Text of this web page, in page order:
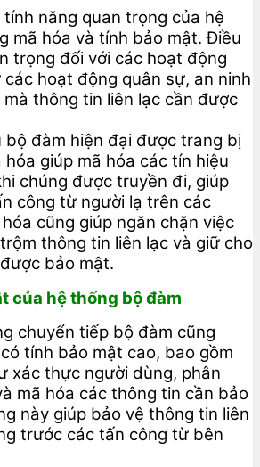
năng quan trọng của hệ
mã hóa và tính bảo mật. Điều
trọng đối với các hoạt động
hoạt động quân sự, an ninh
thông tin liên lạc cần được
bộ đàm hiện đại được trang bị
giúp mã hóa các tín hiệu
chúng được truyền đi, giúp
công từ người lạ trên các
cũng giúp ngăn chặn việc
thông tin liên lạc và giữ cho
bảo mật.
của hệ thống bộ đàm
chuyển tiếp bộ đàm cũng
tính bảo mật cao, bao gồm
xác thực người dùng, phân
mã hóa các thông tin cần bảo
này giúp bảo vệ thông tin liên
trước các tấn công từ bên